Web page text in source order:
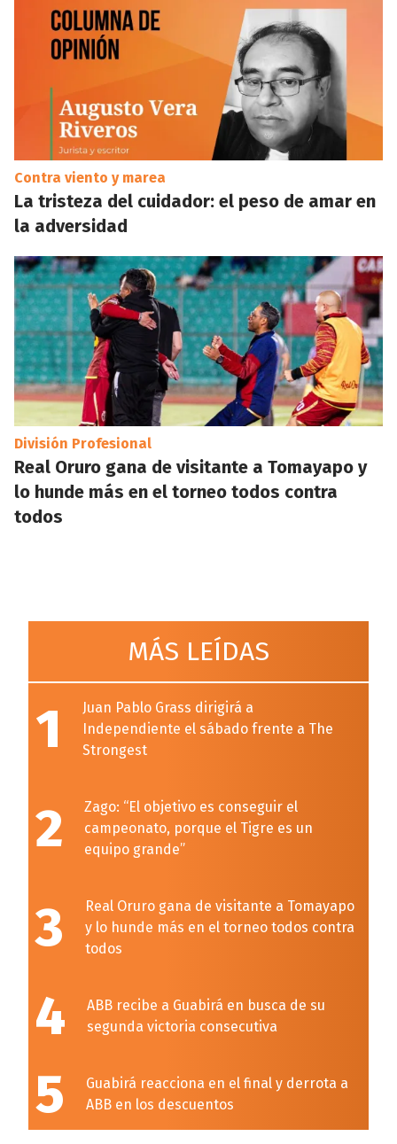
Contra viento y marea
La tristeza del cuidador: el peso de amar en
la adversidad
División Profesional
Real Oruro gana de visitante a Tomayapo y
lo hunde más en el torneo todos contra
todos
MÁS LEÍDAS
1
Juan Pablo Grass dirigirá a
Independiente el sábado frente a The
Strongest
2
Zago: “El objetivo es conseguir el
campeonato, porque el Tigre es un
equipo grande”
3
Real Oruro gana de visitante a Tomayapo
y lo hunde más en el torneo todos contra
todos
4
ABB recibe a Guabirá en busca de su
segunda victoria consecutiva
5
Guabirá reacciona en el final y derrota a
ABB en los descuentos